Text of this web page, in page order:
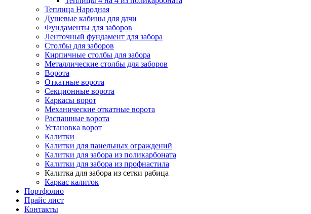
Теплица Народная
Душевые кабины для дачи
Фундаменты для заборов
Ленточный фундамент для забора
Столбы для заборов
Кирпичные столбы для забора
Металлические столбы для заборов
Ворота
Откатные ворота
Секционные ворота
Каркасы ворот
Механические откатные ворота
Распашные ворота
Установка ворот
Калитки
Калитки для панельных ограждений
Калитки для забора из поликарбоната
Калитки для забора из профнастила
Калитка для забора из сетки рабица
Каркас калиток
Портфолио
Прайс лист
Контакты